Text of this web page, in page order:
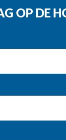
OP DE